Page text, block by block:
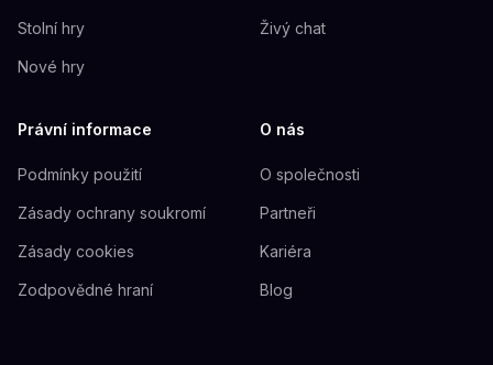
Stolní hry
Nové hry
Živý chat
Právní informace
Podmínky použití
Zásady ochrany soukromí
Zásady cookies
Zodpovědné hraní
O nás
O společnosti
Partneři
Kariéra
Blog